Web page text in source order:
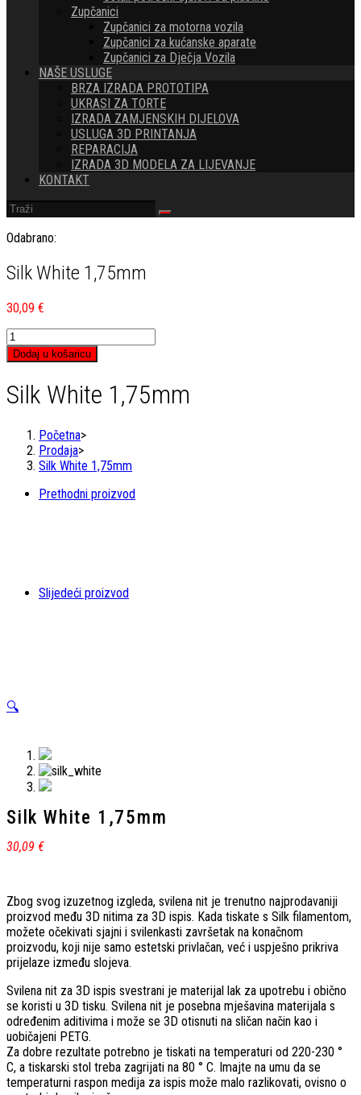
Zupčanici
Zupčanici za motorna vozila
Zupčanici za kućanske aparate
Zupčanici za Dječja Vozila
NAŠE USLUGE
BRZA IZRADA PROTOTIPA
UKRASI ZA TORTE
IZRADA ZAMJENSKIH DIJELOVA
USLUGA 3D PRINTANJA
REPARACIJA
IZRADA 3D MODELA ZA LIJEVANJE
KONTAKT
Odabrano:
Silk White 1,75mm
30,09 €
Silk
White
1,75mm
količina
Dodaj u košaricu
Silk White 1,75mm
Početna>
Prodaja>
Silk White 1,75mm
Prethodni proizvod
Slijedeći proizvod
🔍
Silk White 1,75mm
30,09 €
Zbog svog izuzetnog izgleda, svilena nit je trenutno najprodavaniji
proizvod među 3D nitima za 3D ispis. Kada tiskate s Silk filamentom,
možete očekivati ​​sjajni i svilenkasti završetak na konačnom
proizvodu, koji nije samo estetski privlačan, već i uspješno prikriva
prijelaze između slojeva.
Svilena nit za 3D ispis svestrani je materijal lak za upotrebu i obično
se koristi u 3D tisku. Svilena nit je posebna mješavina materijala s
određenim aditivima i može se 3D otisnuti na sličan način kao i
uobičajeni PETG.
Za dobre rezultate potrebno je tiskati na temperaturi od 220-230 °
C, a tiskarski stol treba zagrijati na 80 ° C. Imajte na umu da se
temperaturni raspon medija za ispis može malo razlikovati, ovisno o